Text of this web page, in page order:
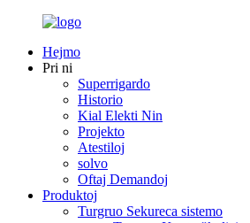
Hejmo
Pri ni
Superrigardo
Historio
Kial Elekti Nin
Projekto
Atestiloj
solvo
Oftaj Demandoj
Produktoj
Turgruo Sekureca sistemo